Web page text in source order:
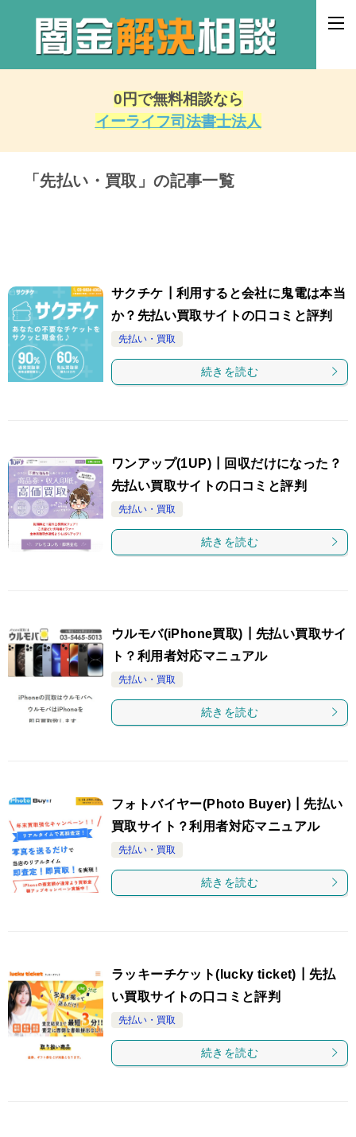
0円で無料相談なら
イーライフ司法書士法人
「先払い・買取」の記事一覧
サクチケ┃利用すると会社に鬼電は本当
か？先払い買取サイトの口コミと評判
先払い・買取
続きを読む
ワンアップ(1UP)┃回収だけになった？
先払い買取サイトの口コミと評判
先払い・買取
続きを読む
ウルモバ(iPhone買取)┃先払い買取サイ
ト？利用者対応マニュアル
先払い・買取
続きを読む
フォトバイヤー(Photo Buyer)┃先払い
買取サイト？利用者対応マニュアル
先払い・買取
続きを読む
ラッキーチケット(lucky ticket)┃先払
い買取サイトの口コミと評判
先払い・買取
続きを読む